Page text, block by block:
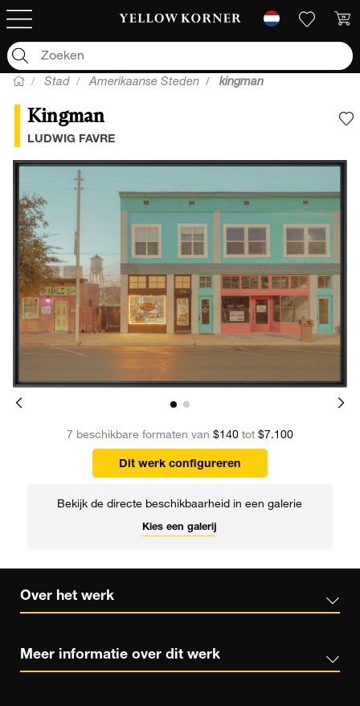
Stad Amerikaanse Steden kingman
Kingman
LUDWIG FAVRE
7 beschikbare formaten van $140 tot $7.100
Dit werk configureren
Bekijk de directe beschikbaarheid in een galerie
Kies een galerij
Over het werk
Meer informatie over dit werk